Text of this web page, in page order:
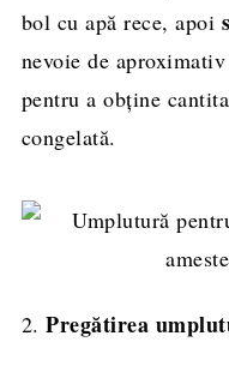
bol cu apă rece, apoi
nevoie de
pentru a obține
congelată.
2.Pregătirea